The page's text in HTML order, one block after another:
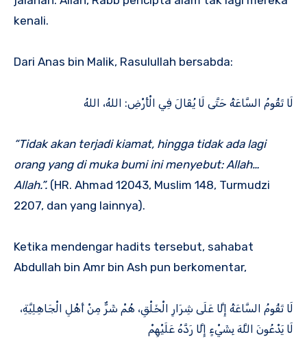
kenali.
Dari Anas bin Malik, Rasulullah bersabda:
لَا تَقُومُ السَّاعَةُ حَتَّى لَا يُقَالَ فِي الْأَرْضِ: اللهُ، اللهُ
“Tidak akan terjadi kiamat, hingga tidak ada lagi
orang yang di muka bumi ini menyebut: Allah…
Allah.”. (HR. Ahmad 12043, Muslim 148, Turmudzi
2207, dan yang lainnya).
Ketika mendengar hadits tersebut, sahabat
Abdullah bin Amr bin Ash pun berkomentar,
لَا تَقُومُ السَّاعَةُ إِلَّا عَلَى شِرَارِ الْخَلْقِ، هُمْ شَرٌّ مِنْ أَهْلِ الْجَاهِلِيَّةِ،
لَا يَدْعُونَ اللَّهَ بِشَيْءٍ إِلَّا رَدَّهُ عَلَيْهِمْ